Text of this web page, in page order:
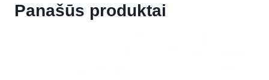
Panašūs produktai